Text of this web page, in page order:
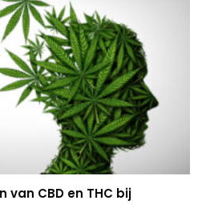
CBD en THC bij